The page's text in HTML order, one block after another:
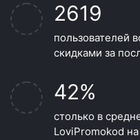
2619
пользователей
скидками за
42%
столько в
LoviPromokod